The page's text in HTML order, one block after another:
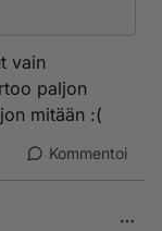
vain
paljon
mitään :(
Kommentoi